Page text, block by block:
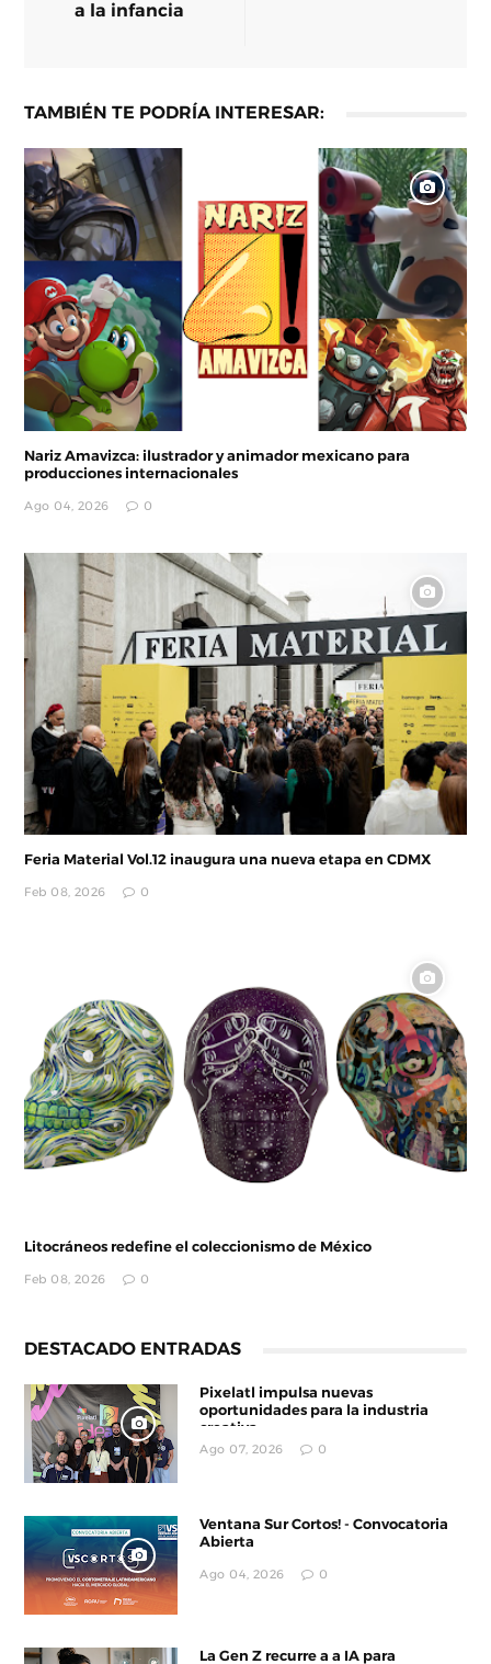
a la infancia
TAMBIÉN TE PODRÍA INTERESAR:
Nariz Amavizca: ilustrador y animador mexicano para
producciones internacionales
Ago 04, 2026 0
Feria Material Vol.12 inaugura una nueva etapa en CDMX
Feb 08, 2026 0
Litocráneos redefine el coleccionismo de México
Feb 08, 2026 0
DESTACADO ENTRADAS
Pixelatl impulsa nuevas
oportunidades para la industria
creativa
Ago 07, 2026 0
Ventana Sur Cortos! - Convocatoria
Abierta
Ago 04, 2026 0
La Gen Z recurre a a IA para